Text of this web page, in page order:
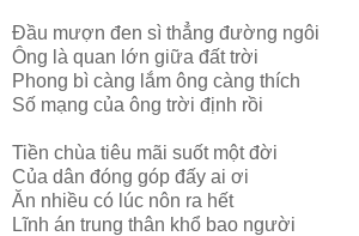
Đầu mượn đen sì thẳng đường ngôi
Ông là quan lớn giữa đất trời
Phong bì càng lắm ông càng thích
Số mạng của ông trời định rồi
Tiền chùa tiêu mãi suốt một đời
Của dân đóng góp đấy ai ơi
Ăn nhiều có lúc nôn ra hết
Lĩnh án trung thân khổ bao người